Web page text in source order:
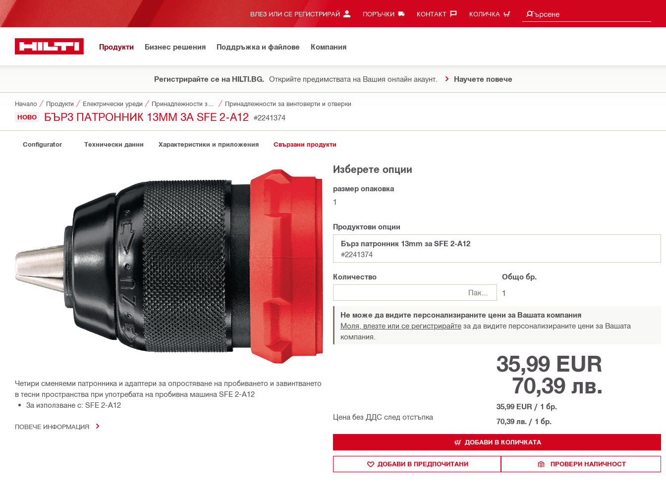
ВЛЕЗ ИЛИ СЕ РЕГИСТРИРАЙ ПОРЪЧКИ КОНТАКТ‎ КОЛИЧКА Търсене
Търси предложения
Продукти Бизнес решения Поддръжка и файлове Компания
Регистрирайте се на HILTI.BG. Открийте предимствата на Вашия онлайн акаунт. Научете повече
Начало Продукти Електрически уреди Принадлежности за винтоверти и отверки
НОВО БЪРЗ ПАТРОННИК 13MM ЗА SFE 2-A12 #2241374
Configurator Технически данни Характеристики и приложения Свързани продукти
Четири сменяеми патронника и адаптери за опростяване на пробиването и завинтването
в тесни пространства при употребата на пробивна машина SFE 2-A12
За използване с: SFE 2-A12
ПОВЕЧЕ ИНФОРМАЦИЯ
Изберете опции
размер опаковка
1
Продуктови опции
Бърз патронник 13mm за SFE 2-A12
#2241374
Количество
Общо бр.
1
Не може да видите персонализираните цени за Вашата компания
Моля, влезте или се регистрирайте за да видите персонализираните цени за Вашата
компания.
Цена без ДДС след отстъпка
35,99 EUR
70,39 лв.
35,99 EUR / 1 бр.
70,39 лв. / 1 бр.
ДОБАВИ В КОЛИЧКАТА
ДОБАВИ В ПРЕДПОЧИТАНИ ПРОВЕРИ НАЛИЧНОСТ